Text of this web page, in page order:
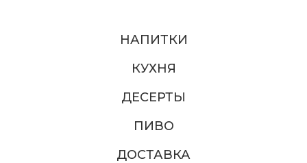
НАПИТКИ
КУХНЯ
ДЕСЕРТЫ
ПИВО
ДОСТАВКА